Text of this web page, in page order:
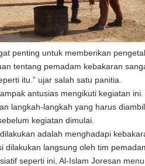
penting untuk memberikan
tentang pemadam kebakaran
itu.” ujar salah satu panitia.
antusias mengikuti kegiatan
langkah-langkah yang harus
kegiatan dimulai.
adalah menghadapi
dilakukan langsung oleh tim
seperti ini, Al-Islam Joresan